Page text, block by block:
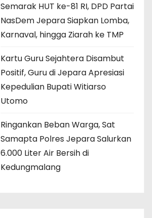
Semarak HUT ke-81 RI, DPD Partai
NasDem Jepara Siapkan Lomba,
Karnaval, hingga Ziarah ke TMP
Kartu Guru Sejahtera Disambut
Positif, Guru di Jepara Apresiasi
Kepedulian Bupati Witiarso
Utomo
Ringankan Beban Warga, Sat
Samapta Polres Jepara Salurkan
6.000 Liter Air Bersih di
Kedungmalang